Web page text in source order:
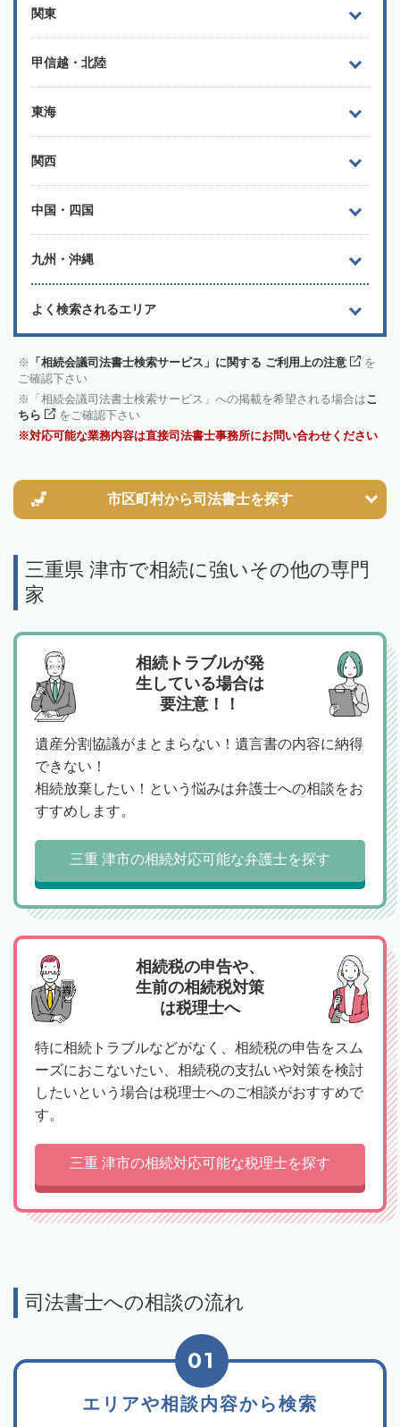
関東
甲信越・北陸
東海
関西
中国・四国
九州・沖縄
よく検索されるエリア
「相続会議司法書士検索サービス」に関する ご利用上の注意
を
ご確認下さい
「相続会議司法書士検索サービス」への掲載を希望される場合はこ
ちら
をご確認下さい
対応可能な業務内容は直接司法書士事務所にお問い合わせください
市区町村から司法書士を探す
三重県 津市で相続に強いその他の専門
家
相続トラブルが発
生している場合は
要注意！！
遺産分割協議がまとまらない！遺言書の内容に納得
できない！
相続放棄したい！という悩みは弁護士への相談をお
すすめします。
三重 津市の相続対応可能な弁護士を探す
相続税の申告や、
生前の相続税対策
は税理士へ
特に相続トラブルなどがなく、相続税の申告をスム
ーズにおこないたい、相続税の支払いや対策を検討
したいという場合は税理士へのご相談がおすすめで
す。
三重 津市の相続対応可能な税理士を探す
司法書士への相談の流れ
エリアや相談内容から検索
01